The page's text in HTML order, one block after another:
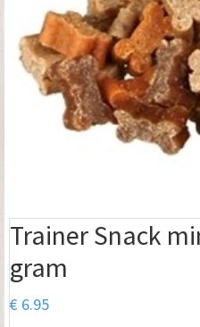
Trainer Snack
gram
€ 6.95